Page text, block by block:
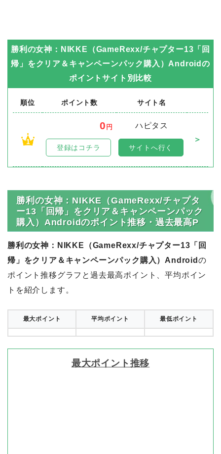
勝利の女神：NIKKE（GameRexx/チャプター13「回
帰」をクリア＆キャンペーンパック購入）Android の
ポイントサイト別比較
順位 ポイント数 サイト名
1
0 円
ハピタス
＞
登録はコチラ サイトへ行く
勝利の女神：NIKKE（GameRexx/チャプタ
ー13「回帰」をクリア＆キャンペーンパック
購入）Androidのポイント推移・過去最高P
勝利の女神：NIKKE（GameRexx/チャプター13「回
帰」をクリア＆キャンペーンパック購入）Android の
ポイント推移グラフと過去最高ポイント、平均ポイン
トを紹介します。
最大ポイント 平均ポイント 最低ポイント
最大ポイント推移